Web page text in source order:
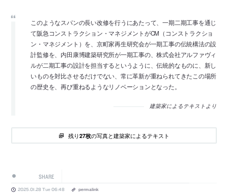
このようなスパンの長い改修を行うにあたって、一期二期工事を通じ
て阪急コンストラクション・マネジメントがCM（コンストラクショ
ン・マネジメント）を、京町家再生研究会が一期工事の伝統構法の設
計監修を、内田康博建築研究所が一期工事の、株式会社アルファヴィ
ルが二期工事の設計を担当するというように、伝統的なものに、新し
いものを対比させるだけでない、常に革新が重ねられてきたこの場所
の歴史を、再び重ねるようなリノベーションとなった。
建築家によるテキストより
残り27枚の写真と建築家によるテキスト
SHARE
2025.01.28 Tue 06:48 permalink